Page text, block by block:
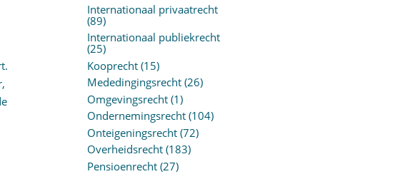
Internationaal privaatrecht
(89)
Internationaal publiekrecht
(25)
Kooprecht(15)
Mededingingsrecht(26)
Omgevingsrecht(1)
Ondernemingsrecht(104)
Onteigeningsrecht(72)
Overheidsrecht(183)
Pensioenrecht(27)